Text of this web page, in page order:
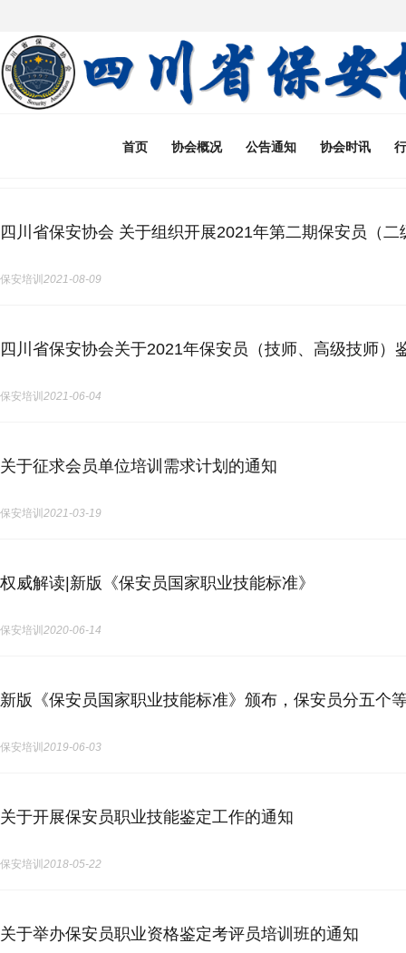
首页 协会概况 公告通知 协会时讯
四川省保安协会 关于组织开展2021年第二期保安员（
保安培训 2021-08-09
四川省保安协会关于2021年保安员（技师、高级技师）
保安培训 2021-06-04
关于征求会员单位培训需求计划的通知
保安培训 2021-03-19
权威解读|新版《保安员国家职业技能标准》
保安培训 2020-06-14
新版《保安员国家职业技能标准》颁布，保安员分五个
保安培训 2019-06-03
关于开展保安员职业技能鉴定工作的通知
保安培训 2018-05-22
关于举办保安员职业资格鉴定考评员培训班的通知